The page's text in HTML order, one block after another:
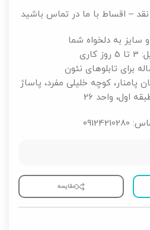
نقد – اقساط با ما در تماس باشید
سایز به دلخواه شما
برای تابلوهای نئون
پامنار، کوچه خلیلی مفرد، پاساژ
اول، واحد 26
مقايسه